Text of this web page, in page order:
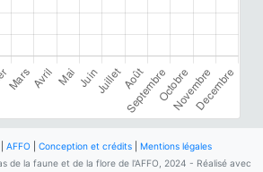
AFFO| Conception et crédits|
Mentions légales
de la faune et de la flore de l'AFFO, 2024 - Réalisé avec